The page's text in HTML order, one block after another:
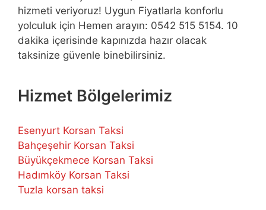
hizmeti veriyoruz! Uygun Fiyatlarla konforlu
yolculuk için Hemen arayın: 0542 515 5154. 10
dakika içerisinde kapınızda hazır olacak
taksinize güvenle binebilirsiniz.
Hizmet Bölgelerimiz
Esenyurt Korsan Taksi
Bahçeşehir Korsan Taksi
Büyükçekmece Korsan Taksi
Hadımköy Korsan Taksi
Tuzla korsan taksi